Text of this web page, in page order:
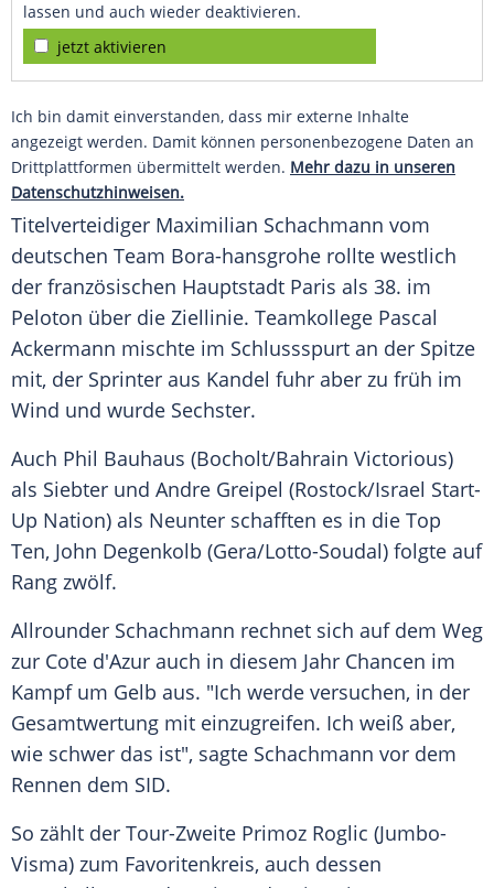
lassen und auch wieder deaktivieren.
jetzt aktivieren
Ich bin damit einverstanden, dass mir externe Inhalte
angezeigt werden. Damit können personenbezogene Daten an
Drittplattformen übermittelt werden. Mehr dazu in unseren
Datenschutzhinweisen.
Titelverteidiger Maximilian Schachmann vom
deutschen Team Bora-hansgrohe rollte westlich
der französischen Hauptstadt Paris als 38. im
Peloton über die Ziellinie. Teamkollege Pascal
Ackermann mischte im Schlussspurt an der Spitze
mit, der Sprinter aus Kandel fuhr aber zu früh im
Wind und wurde Sechster.
Auch Phil Bauhaus (Bocholt/Bahrain Victorious)
als Siebter und Andre Greipel (Rostock/Israel Start-
Up Nation) als Neunter schafften es in die Top
Ten, John Degenkolb (Gera/Lotto-Soudal) folgte auf
Rang zwölf.
Allrounder Schachmann rechnet sich auf dem Weg
zur Cote d'Azur auch in diesem Jahr Chancen im
Kampf um Gelb aus. "Ich werde versuchen, in der
Gesamtwertung mit einzugreifen. Ich weiß aber,
wie schwer das ist", sagte Schachmann vor dem
Rennen dem SID.
So zählt der Tour-Zweite Primoz Roglic (Jumbo-
Visma) zum Favoritenkreis, auch dessen